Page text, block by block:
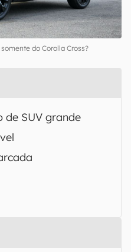
do Corolla Cross?
de SUV grande